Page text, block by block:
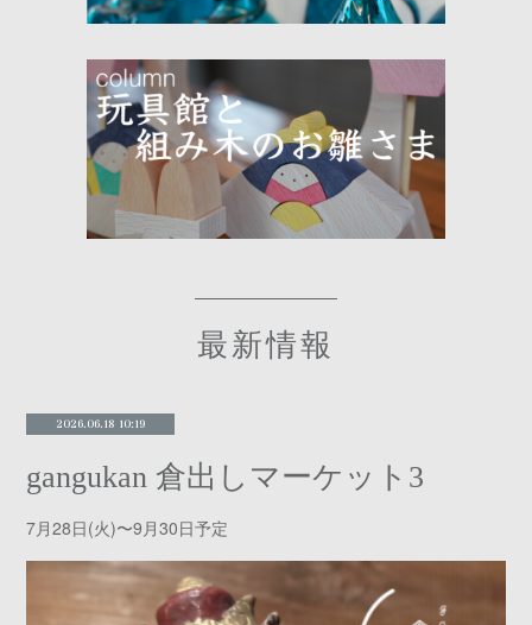
最新情報
2026.06.18 10:19
gangukan 倉出しマーケット3
7月28日(火)〜9月30日予定